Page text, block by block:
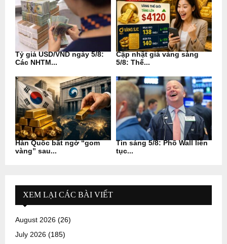
Tỷ giá USD/VND ngày 5/8:
Các NHTM...
Cập nhật giá vàng sáng
5/8: Thế...
Hàn Quốc bất ngờ “gom
vàng” sau...
Tin sáng 5/8: Phố Wall liên
tục...
XEM LẠI CÁC BÀI VIẾT
August 2026 (26)
July 2026 (185)